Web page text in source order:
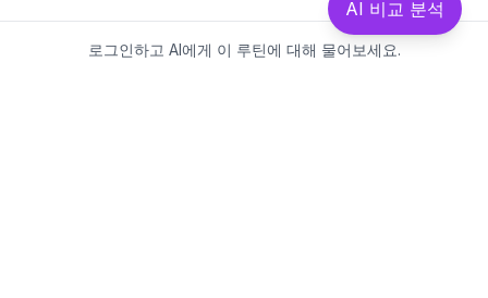
로그인하고 AI에게 이 루틴에 대해 물어보세요.
AI 비교 분석